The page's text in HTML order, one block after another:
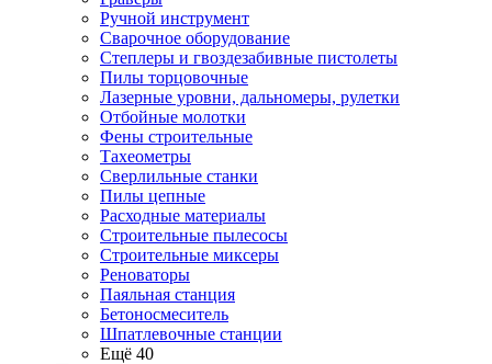
Ручной инструмент
Сварочное оборудование
Степлеры и гвоздезабивные пистолеты
Пилы торцовочные
Лазерные уровни, дальномеры, рулетки
Отбойные молотки
Фены строительные
Тахеометры
Сверлильные станки
Пилы цепные
Расходные материалы
Строительные пылесосы
Строительные миксеры
Реноваторы
Паяльная станция
Бетоносмеситель
Шпатлевочные станции
Ещё 40